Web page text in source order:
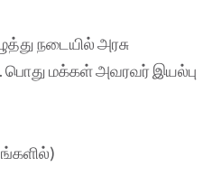
நடையில் அரசு
பொது மக்கள் அவரவர் இயல்பு